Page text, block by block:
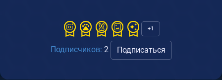
+1
Подписчиков: 2 Подписаться